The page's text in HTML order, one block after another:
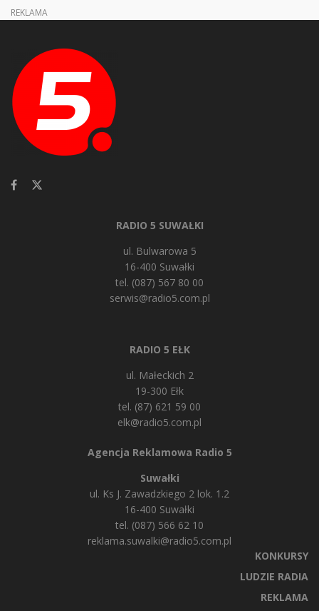
REKLAMA
RADIO 5 SUWAŁKI
ul. Bulwarowa 5
16-400 Suwałki
tel. (087) 567 80 00
serwis@radio5.com.pl
RADIO 5 EŁK
ul. Małeckich 2
19-300 Ełk
tel. (87) 621 59 00
elk@radio5.com.pl
Agencja Reklamowa Radio 5
Suwałki
ul. Ks J. Zawadzkiego 2 lok. 1.2
16-400 Suwałki
tel. (087) 566 62 10
reklama.suwalki@radio5.com.pl
KONKURSY
LUDZIE RADIA
REKLAMA